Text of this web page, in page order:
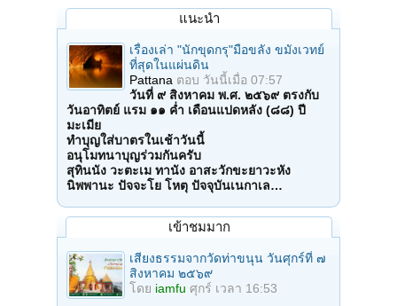
แนะนำ
เรื่องเล่า "นักขุดกรุ"มือขลัง ขมังเวทย์
ที่สุดในแผ่นดิน
Pattana ตอบ วันนี้เมื่อ 07:57
วันที่ ๙ สิงหาคม พ.ศ. ๒๕๖๙ ตรงกับ
วันอาทิตย์ แรม ๑๑ ค่ำ เดือนแปดหลัง (๘๘) ปี
มะเมีย
ทำบุญใส่บาตรในเช้าวันนี้
อนุโมทนาบุญร่วมกันครับ
สุทินนัง วะตะเม ทานัง อาสะวักขะยาวะหัง
นิพพานะ ปัจจะโย โหตุ ปัจจุบันเนกาเล…
เข้าชมมาก
เสียงธรรมจากวัดท่าขนุน วันศุกร์ที่ ๗
สิงหาคม ๒๕๖๙
โดย iamfu ศุกร์ เวลา 16:53